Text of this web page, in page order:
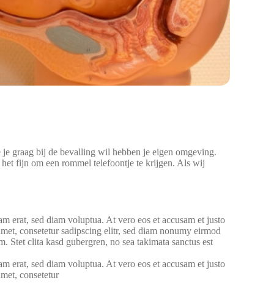
graag bij de bevalling wil hebben je eigen omgeving.
fijn om een rommel telefoontje te krijgen. Als wij
erat, sed diam voluptua. At vero eos et accusam et justo
consetetur sadipscing elitr, sed diam nonumy eirmod
Stet clita kasd gubergren, no sea takimata sanctus est
erat, sed diam voluptua. At vero eos et accusam et justo
consetetur